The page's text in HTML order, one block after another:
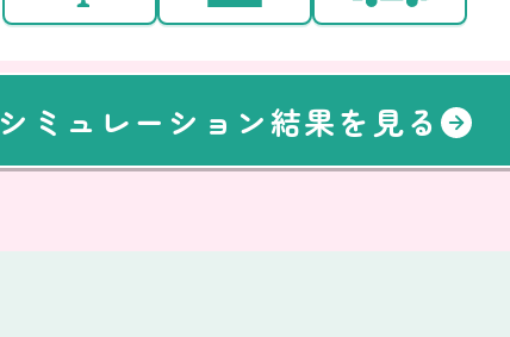
シミュレーション結果を見る